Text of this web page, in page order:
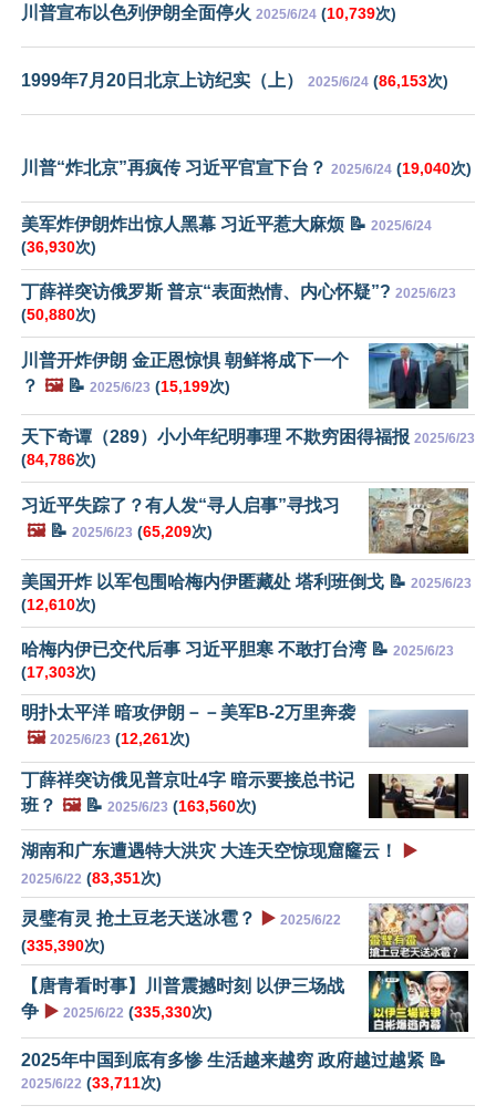
川普宣布以色列伊朗全面停火 2025/6/24 (10,739次)
1999年7月20日北京上访纪实（上） 2025/6/24 (86,153次)
川普“炸北京”再疯传 习近平官宣下台？ 2025/6/24 (19,040次)
美军炸伊朗炸出惊人黑幕 习近平惹大麻烦 📝 2025/6/24
(36,930次)
丁薛祥突访俄罗斯 普京“表面热情、内心怀疑”? 2025/6/23
(50,880次)
川普开炸伊朗 金正恩惊惧 朝鲜将成下一个
？ 🖼️📝 2025/6/23 (15,199次)
天下奇谭（289）小小年纪明事理 不欺穷困得福报 2025/6/23
(84,786次)
习近平失踪了？有人发“寻人启事”寻找习
🖼️📝 2025/6/23 (65,209次)
美国开炸 以军包围哈梅内伊匿藏处 塔利班倒戈 📝 2025/6/23
(12,610次)
哈梅内伊已交代后事 习近平胆寒 不敢打台湾 📝 2025/6/23
(17,303次)
明扑太平洋 暗攻伊朗－－美军B-2万里奔袭
🖼️ 2025/6/23 (12,261次)
丁薛祥突访俄见普京吐4字 暗示要接总书记
班？ 🖼️📝 2025/6/23 (163,560次)
湖南和广东遭遇特大洪灾 大连天空惊现窟窿云！ ▶️
2025/6/22 (83,351次)
灵璧有灵 抢土豆老天送冰雹？ ▶️ 2025/6/22
(335,390次)
【唐青看时事】川普震撼时刻 以伊三场战
争 ▶️ 2025/6/22 (335,330次)
2025年中国到底有多惨 生活越来越穷 政府越过越紧 📝
2025/6/22 (33,711次)